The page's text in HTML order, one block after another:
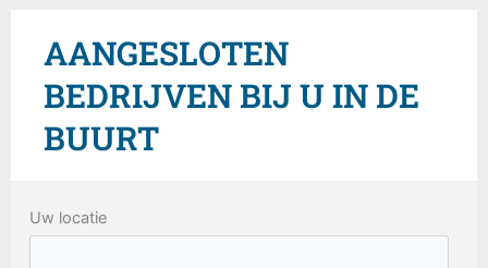
AANGESLOTEN
BEDRIJVEN BIJ U IN DE
BUURT
Uw locatie